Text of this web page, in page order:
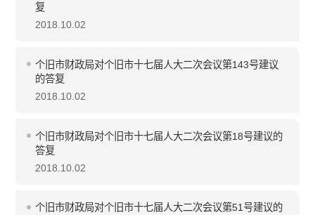
复
2018.10.02
个旧市财政局对个旧市十七届人大二次会议第143号建议
的答复
2018.10.02
个旧市财政局对个旧市十七届人大二次会议第18号建议的
答复
2018.10.02
个旧市财政局对个旧市十七届人大二次会议第51号建议的